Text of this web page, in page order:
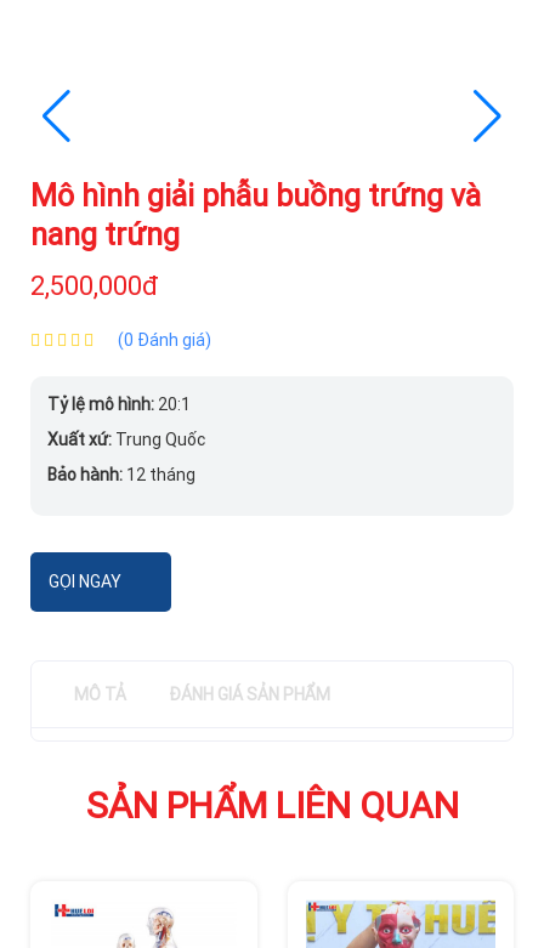
Mô hình giải phẫu buồng trứng và
nang trứng
2,500,000đ
(0 Đánh giá)
Tỷ lệ mô hình: 20:1
Xuất xứ: Trung Quốc
Bảo hành: 12 tháng
GỌI NGAY
MÔ TẢ ĐÁNH GIÁ SẢN PHẨM
SẢN PHẨM LIÊN QUAN